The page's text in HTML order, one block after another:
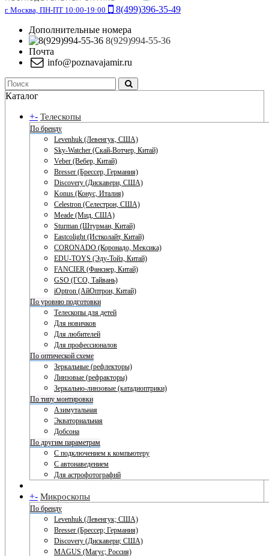
г. Москва, ПН-ПТ 10:00-19:00
8(499)396-35-49
Дополнительные номера
8(929)994-55-36
Почта
info@poznavajamir.ru
Каталог
+- Телескопы
По бренду
Levenhuk (Левенгук, США)
Sky-Watcher (Скай-Вотчер, Китай)
Veber (Вебер, Китай)
Bresser (Брессер, Германия)
Discovery (Дискавери, США)
Konus (Конус, Италия)
Celestron (Селестрон, США)
Meade (Мид, США)
Sturman (Штурман, Китай)
Eastcolight (Истколайт, Китай)
CORONADO (Коронадо, Мексика)
EDU-TOYS (Эду-Тойз, Китай)
FANCIER (Фансиер, Китай)
GSO (ГСО, Тайвань)
iOptron (АйОптрон, Китай)
По уровню подготовки
Телескопы для детей
Для новичков
Для любителей
Для профессионалов
По оптической схеме
Зеркальные (рефлекторы)
Линзовые (рефракторы)
Зеркально-линзовые (катадиоптрики)
По типу монтировки
Азимутальная
Экваториальная
Добсона
По другим параметрам
С подключением к компьютеру
С автонаведением
Для астрофотографий
+- Микроскопы
По бренду
Levenhuk (Левенгук; США)
Bresser (Брессер; Германия)
Discovery (Дискавери; США)
MAGUS (Магус; Россия)